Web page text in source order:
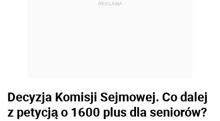
REKLAMA
Decyzja Komisji Sejmowej. Co dalej
z petycją o 1600 plus dla seniorów?